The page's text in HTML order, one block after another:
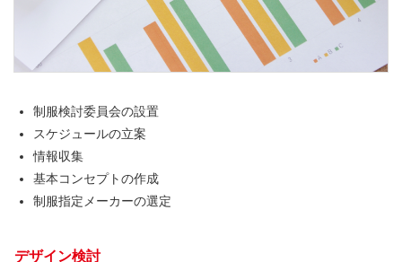
制服検討委員会の設置
スケジュールの立案
情報収集
基本コンセプトの作成
制服指定メーカーの選定
デザイン検討